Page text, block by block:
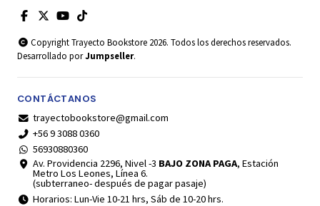
Copyright Trayecto Bookstore 2026. Todos los derechos reservados.
Desarrollado porJumpseller.
CONTÁCTANOS
trayectobookstore@gmail.com
+56 9 3088 0360
56930880360
Av. Providencia 2296, Nivel -3 BAJO ZONA PAGA, Estación
Metro Los Leones, Línea 6.
(subterraneo- después de pagar pasaje)
Horarios: Lun-Vie 10-21 hrs, Sáb de 10-20 hrs.